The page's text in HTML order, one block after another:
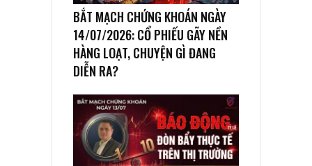
BẮT MẠCH CHỨNG KHOÁN NGÀY
14/07/2026: CỔ PHIẾU GÃY NỀN
HÀNG LOẠT, CHUYỆN GÌ ĐANG
DIỄN RA?